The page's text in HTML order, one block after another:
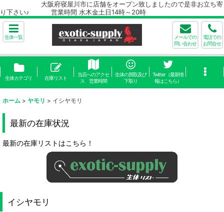
大阪府寝屋川市に店舗をオープン致しましたので是非お立ち寄
り下さい♪ 営業時間 水木金土日14時～20時
生体一覧
メールでの
問い合わせ
電話での
お問合せ
生体カテゴリ 在庫リスト
当店へのアクセ
ス 営業時間
生体の買取及び
下取り
Twitter（最新情
報はこちら）
ホーム > ヤモリ > イシヤモリ
最新の在庫状況
最新の在庫リストはこちら！
イシヤモリ